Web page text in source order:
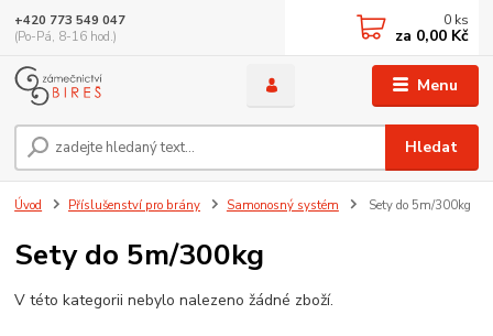
Menu
Hledat
+420 773 549 047
(Po-Pá, 8-16 hod.)
0 ks
za 0,00 Kč
Úvod Příslušenství pro brány Samonosný systém Sety do 5m/300kg
Sety do 5m/300kg
V této kategorii nebylo nalezeno žádné zboží.